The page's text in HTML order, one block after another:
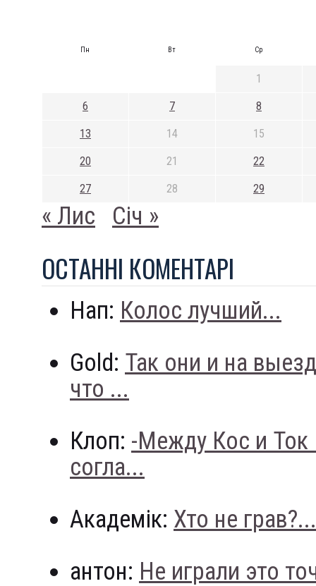
Пн Вт Ср
1
6 7 8
13 14 15
20 21 22
27 28 29
« Лис Січ »
ОСТАННI КОМЕНТАРI
Нап: Колос лучший...
Gold: Так они и на
что ...
Клоп: -Между Кос и
согла...
Академік: Хто не грав?...
антон: Не играли это